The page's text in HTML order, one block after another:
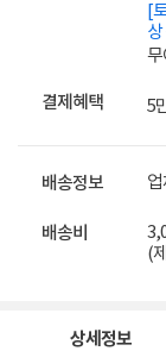
[
상
무
결제혜택 5
배송정보
배송비
(
상세정보